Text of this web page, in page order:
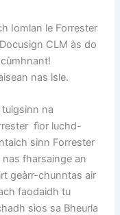
Iomlan le Forrester
CLM às do
nas ìsle.
tuigsinn na
fìor luchd-
sinn Forrester
fharsainge an
geàrr-chunntas air
faodaidh tu
sìos sa Bheurla